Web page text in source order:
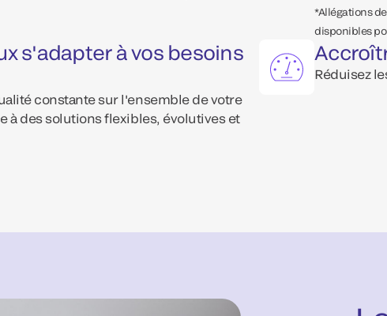
*Allégations
disponibles
s'adapter à vos besoins
constante sur l'ensemble de votre
à des solutions flexibles, évolutives et
Réduisez